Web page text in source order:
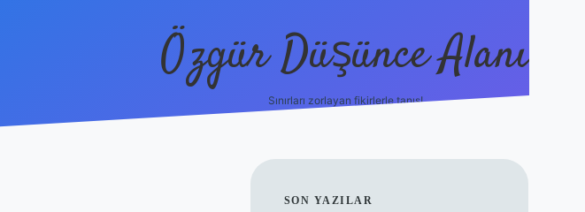
Özgür Düşünce Alanı
Sınırları zorlayan fikirlerle tanış!
SON YAZILAR
betexper